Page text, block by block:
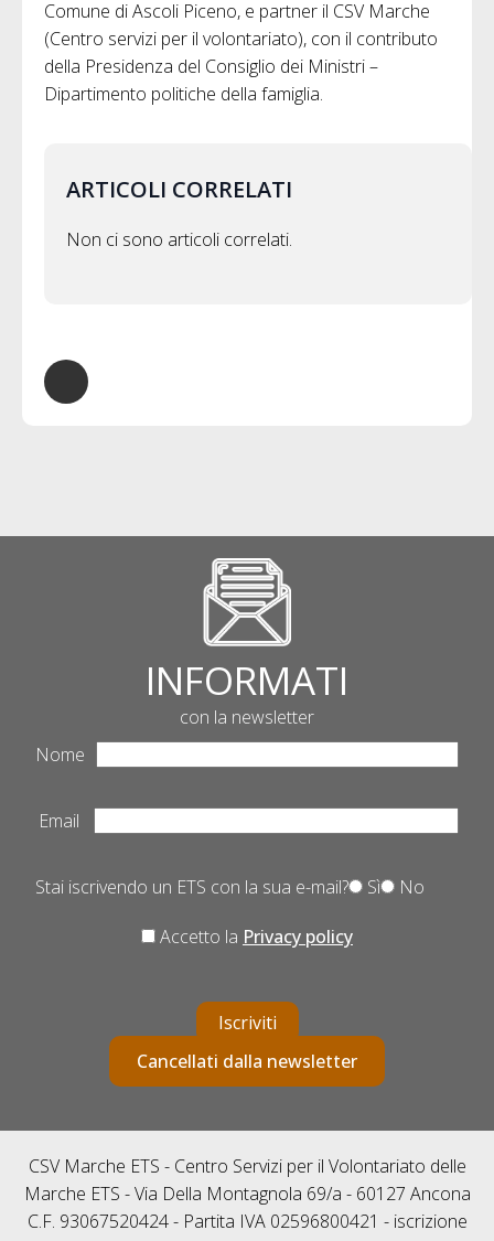
Comune di Ascoli Piceno, e partner il CSV Marche
(Centro servizi per il volontariato), con il contributo
della Presidenza del Consiglio dei Ministri –
Dipartimento politiche della famiglia.
ARTICOLI CORRELATI
Non ci sono articoli correlati.
INFORMATI
con la newsletter
Nome
Email
Stai iscrivendo un ETS con la sua e-mail? Sì No
Accetto la Privacy policy
Iscriviti
Cancellati dalla newsletter
CSV Marche ETS - Centro Servizi per il Volontariato delle
Marche ETS - Via Della Montagnola 69/a - 60127 Ancona
C.F. 93067520424 - Partita IVA 02596800421 - iscrizione